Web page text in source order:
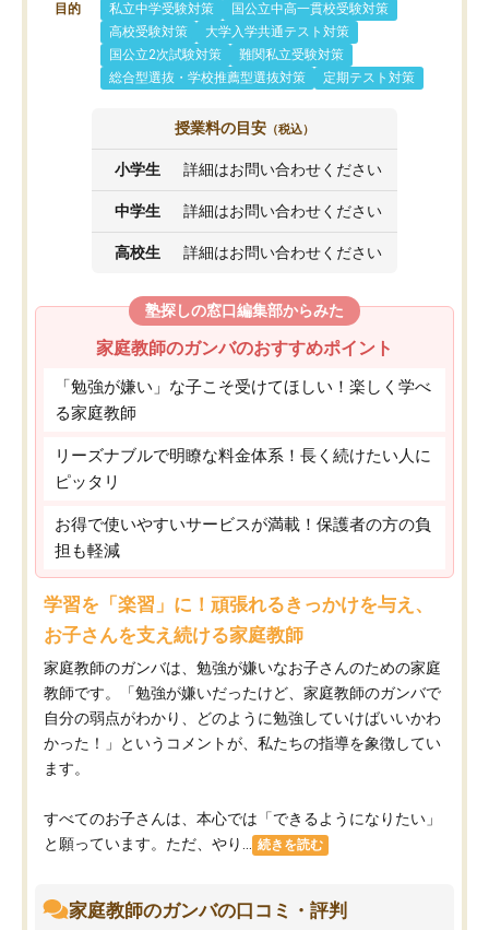
目的 私立中学受験対策
国公立中高一貫校受験対策
高校受験対策
大学入学共通テスト対策
国公立2次試験対策
難関私立受験対策
総合型選抜・学校推薦型選抜対策
定期テスト対策
授業料の目安 （税込）
小学生 詳細はお問い合わせください
中学生 詳細はお問い合わせください
高校生 詳細はお問い合わせください
塾探しの窓口編集部からみた
家庭教師のガンバのおすすめポイント
「勉強が嫌い」な子こそ受けてほしい！楽しく学べ
る家庭教師
リーズナブルで明瞭な料金体系！長く続けたい人に
ピッタリ
お得で使いやすいサービスが満載！保護者の方の負
担も軽減
学習を「楽習」に！頑張れるきっかけを与え、
お子さんを支え続ける家庭教師
家庭教師のガンバは、勉強が嫌いなお子さんのための家庭
教師です。「勉強が嫌いだったけど、家庭教師のガンバで
自分の弱点がわかり、どのように勉強していけばいいかわ
かった！」というコメントが、私たちの指導を象徴してい
ます。
すべてのお子さんは、本心では「できるようになりたい」
と願っています。ただ、やり...
続きを読む
家庭教師のガンバの口コミ・評判